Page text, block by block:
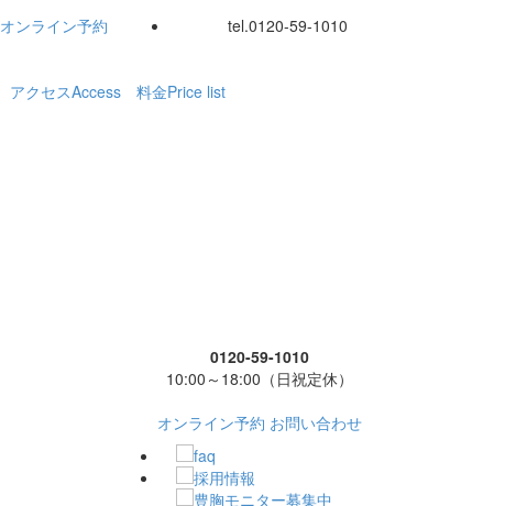
オンライン予約 tel.0120-59-1010
アクセスAccess 料金Price list
0120-59-1010
10:00～18:00（日祝定休）
オンライン予約 お問い合わせ